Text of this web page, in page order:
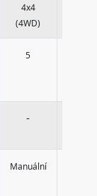
4x4
(4WD)
5
-
Manuální